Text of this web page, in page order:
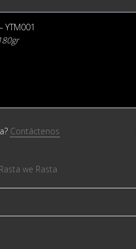
YTM001
Contáctenos
Rasta we Rasta